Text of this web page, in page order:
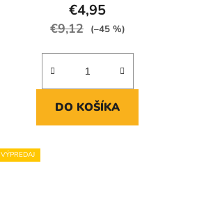
€4,95
€9,12 (–45 %)
DO KOŠÍKA
VÝPREDAJ